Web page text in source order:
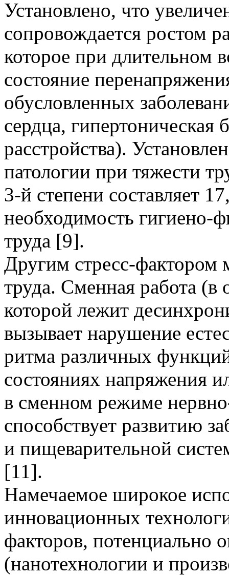
Установлено, что
сопровождается ростом
которое при длительном
состояние
обусловленных
сердца, гипертоническая
расстройства).
патологии при тяжести
3-й степени составляет
необходимость гигиено-
труда [9].
Другим стресс-фактором
труда. Сменная работа (в
которой лежит
вызывает нарушение
ритма различных
состояниях напряжения
в сменном режиме
способствует развитию
и пищеварительной
[11].
Намечаемое широкое
инновационных
факторов, потенциально
(нанотехнологии и